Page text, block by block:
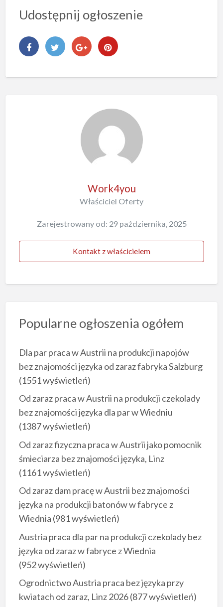
Udostępnij ogłoszenie
Work4you
Właściciel Oferty
Zarejestrowany od: 29 października, 2025
Kontakt z właścicielem
Popularne ogłoszenia ogółem
Dla par praca w Austrii na produkcji napojów
bez znajomości języka od zaraz fabryka Salzburg
(1551 wyświetleń)
Od zaraz praca w Austrii na produkcji czekolady
bez znajomości języka dla par w Wiedniu
(1387 wyświetleń)
Od zaraz fizyczna praca w Austrii jako pomocnik
śmieciarza bez znajomości języka, Linz
(1161 wyświetleń)
Od zaraz dam pracę w Austrii bez znajomości
języka na produkcji batonów w fabryce z
Wiednia (981 wyświetleń)
Austria praca dla par na produkcji czekolady bez
języka od zaraz w fabryce z Wiednia
(952 wyświetleń)
Ogrodnictwo Austria praca bez języka przy
kwiatach od zaraz, Linz 2026(877 wyświetleń)